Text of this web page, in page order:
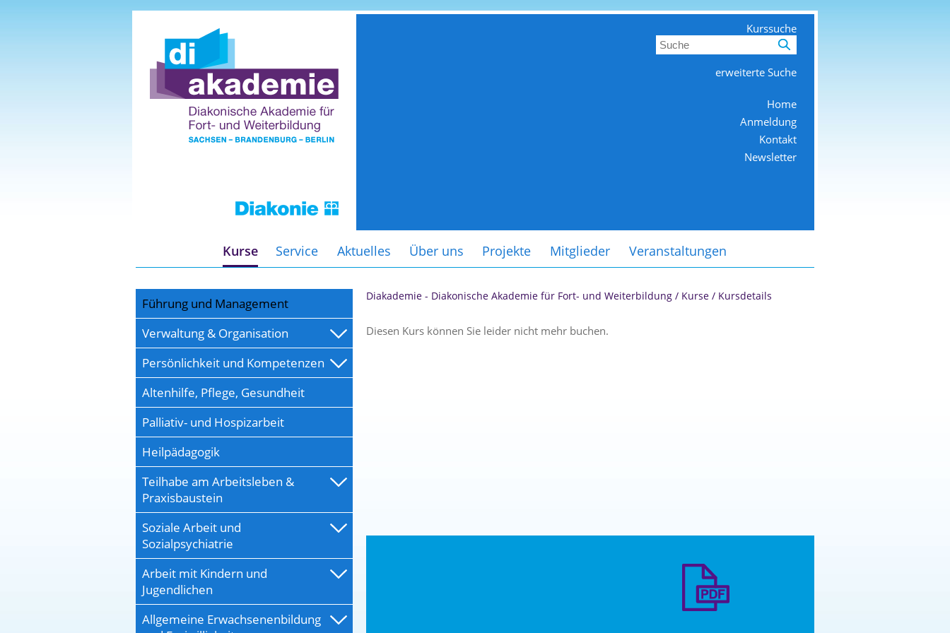
Kurssuche
erweiterte Suche
Home
Anmeldung
Kontakt
Newsletter
Kurse Service Aktuelles Über uns Projekte Mitglieder Veranstaltungen
Führung und Management
Verwaltung & Organisation
Persönlichkeit und Kompetenzen
Altenhilfe, Pflege, Gesundheit
Palliativ- und Hospizarbeit
Heilpädagogik
Teilhabe am Arbeitsleben &
Praxisbaustein
Soziale Arbeit und
Sozialpsychiatrie
Arbeit mit Kindern und
Jugendlichen
Allgemeine Erwachsenenbildung
Diakademie - Diakonische Akademie für Fort- und Weiterbildung / Kurse / Kursdetails
Diesen Kurs können Sie leider nicht mehr buchen.